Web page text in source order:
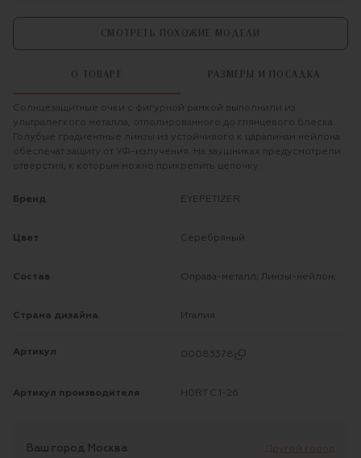
СМОТРЕТЬ ПОХОЖИЕ МОДЕЛИ
О ТОВАРЕ РАЗМЕРЫ И ПОСАДКА
Солнцезащитные очки с фигурной рамкой выполнили из
ультралегкого металла, отполированного до глянцевого блеска.
Голубые градиентные линзы из устойчивого к царапинам нейлона
обеспечат защиту от УФ-излучения. На заушниках предусмотрели
отверстия, к которым можно прикрепить цепочку.
Бренд EYEPETIZER
Цвет Серебряный
Состав Оправа-металл; Линзы-нейлон;
Страна дизайна Италия
Артикул 00083378
Артикул производителя H0RT C.1-26
Ваш город Москва Другой город